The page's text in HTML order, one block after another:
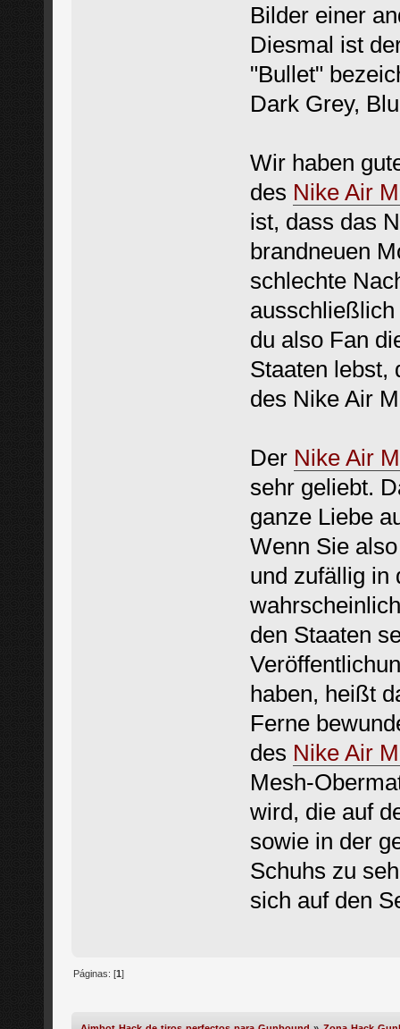
Bilder einer
Diesmal ist
"Bullet"
Dark Grey,
Wir haben
des Nike Air
ist, dass das
brandneuen
schlechte
du also Fan
Staaten lebst,
des Nike Air
Der Nike Air
sehr geliebt.
ganze Liebe
Wenn Sie
und zufällig in
den Staaten
haben, heißt
Ferne
des Nike Air
Mesh-
wird, die auf
sowie in der
Schuhs zu
sich auf den
Páginas: [1]